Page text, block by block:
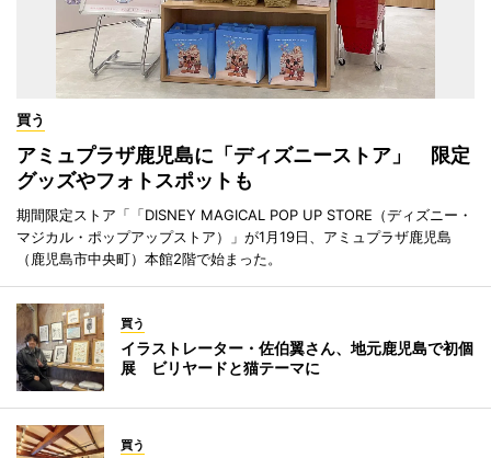
買う
アミュプラザ鹿児島に「ディズニーストア」 限定
グッズやフォトスポットも
期間限定ストア「「DISNEY MAGICAL POP UP STORE（ディズニー・
マジカル・ポップアップストア）」が1月19日、アミュプラザ鹿児島
（鹿児島市中央町）本館2階で始まった。
買う
イラストレーター・佐伯翼さん、地元鹿児島で初個
展 ビリヤードと猫テーマに
買う